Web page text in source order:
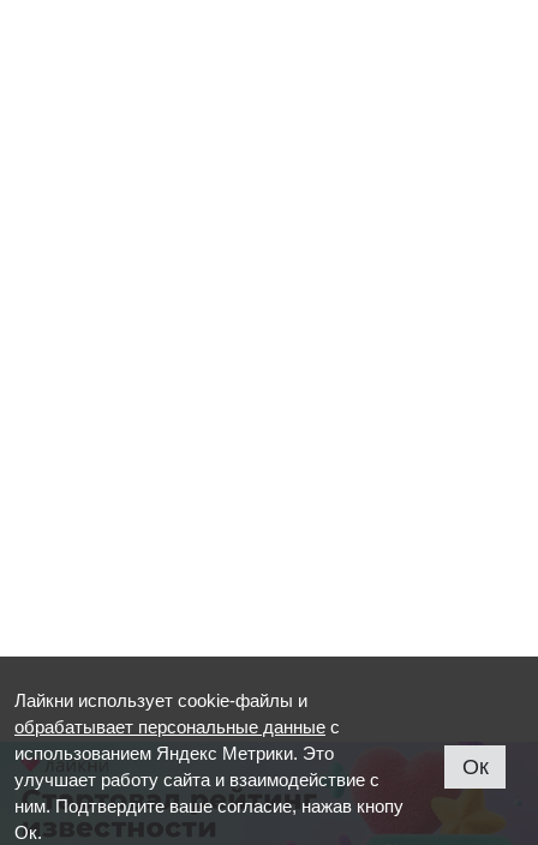
Лайкни использует cookie-файлы и
обрабатывает персональные данные с
использованием Яндекс Метрики. Это
улучшает работу сайта и взаимодействие с
ним. Подтвердите ваше согласие, нажав кнопу
Ок.
Ок